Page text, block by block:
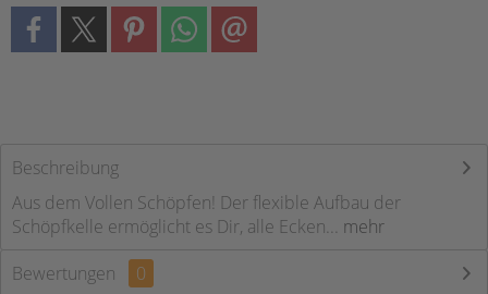
Beschreibung
Aus dem Vollen Schöpfen! Der flexible Aufbau der
Schöpfkelle ermöglicht es Dir, alle Ecken... mehr
Bewertungen
0